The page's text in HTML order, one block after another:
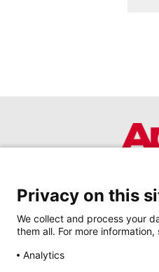
Privacy on this
We collect and process your
them all. For more
Analytics